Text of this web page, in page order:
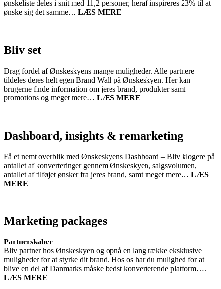
ønskeliste deles i snit med 11,2 personer, heraf inspireres 23% til at
ønske sig det samme… LÆS MERE
Bliv set
Drag fordel af Ønskeskyens mange muligheder. Alle partnere
tildeles deres helt egen Brand Wall på Ønskeskyen. Her kan
brugerne finde information om jeres brand, produkter samt
promotions og meget mere… LÆS MERE
Dashboard, insights & remarketing
Få et nemt overblik med Ønskeskyens Dashboard – Bliv klogere på
antallet af konverteringer gennem Ønskeskyen, salgsvolumen,
antallet af tilføjet ønsker fra jeres brand, samt meget mere… LÆS
MERE
Marketing packages
Partnerskaber
Bliv partner hos Ønskeskyen og opnå en lang række eksklusive
muligheder for at styrke dit brand. Hos os har du mulighed for at
blive en del af Danmarks måske bedst konverterende platform….
LÆS MERE